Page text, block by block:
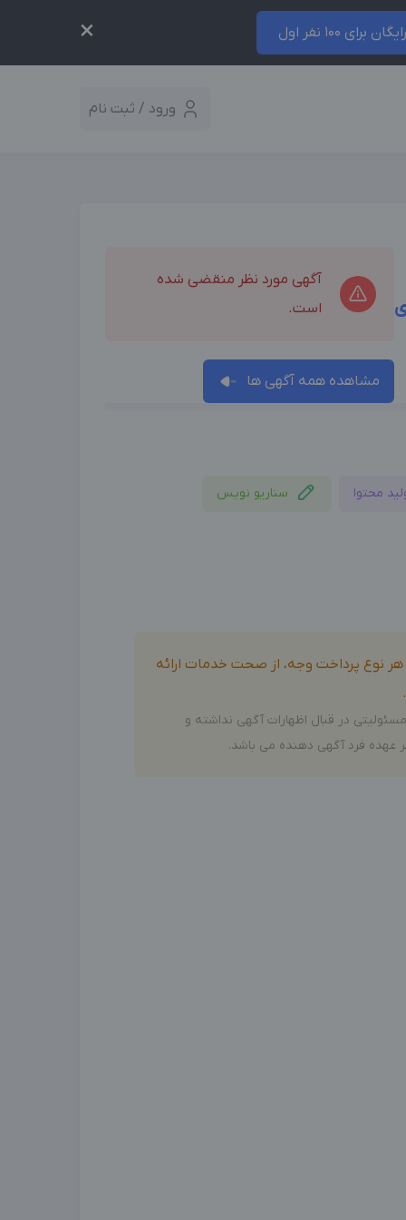
رایگان برای 100 نفر اول ×
ورود / ثبت نام
آگهی مورد نظر منقضی شده
است.
مشاهده همه آگهی ها
محتوا سناریو نویس
نوع پرداخت وجه، از صحت خدمات ارائه
در قبال اظهارات آگهی نداشته و
عهده فرد آگهی دهنده می باشد.